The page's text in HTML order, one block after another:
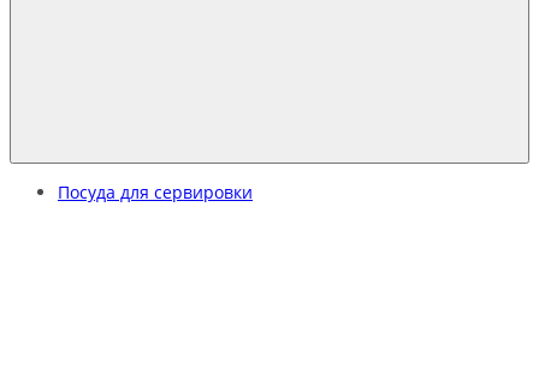
Посуда для сервировки